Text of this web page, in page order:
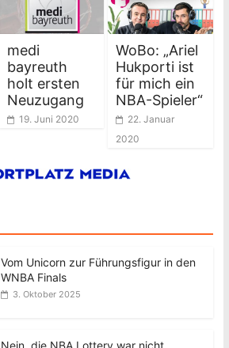
medi
bayreuth
holt ersten
Neuzugang
19. Juni 2020
WoBo: „Ariel
Hukporti ist
für mich ein
NBA-Spieler“
22. Januar
2020
Vom Unicorn zur Führungsfigur in den
WNBA Finals
3. Oktober 2025
Nein, die NBA Lottery war nicht